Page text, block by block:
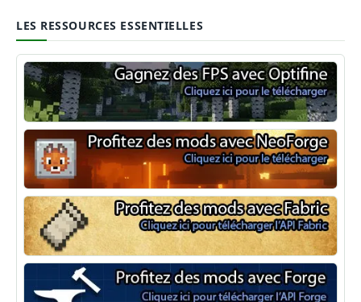
LES RESSOURCES ESSENTIELLES
Optifine
NeoForge
Minecraft Fabric